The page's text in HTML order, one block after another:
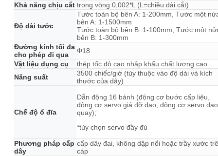
Khả năng chịu cắt trong vòng 0,002*L (L=chiều dài cắt)
Độ dài tước
Tước toàn bộ bên A: 1-200mm, Tước một
bên A: 1-1500mm
Tước toàn bộ bên B: 1-100mm, Tước một
bên B: 1-300mm
Đường kính tối đa
cho phép đi qua
Φ18
Vật liệu dụng cụ
thép tốc độ cao nhập khẩu chất lượng cao
Năng suất
3500 chiếc/giờ (tùy thuộc vào độ dài và kích
thước của dây)
Chế độ ổ đĩa
Dẫn động 16 bánh (động cơ bước cấp liệu,
động cơ servo giá đỡ dao, động cơ servo dao
quay);
*tùy chọn servo đầy đủ
Phương pháp cấp
dây
cấp dây đai, không dập nổi hoặc trầy xước
cáp